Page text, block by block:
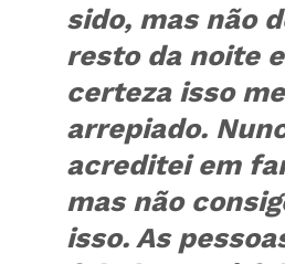
sido, mas não
resto da noite
certeza isso
arrepiado.
acreditei em
mas não
isso. As